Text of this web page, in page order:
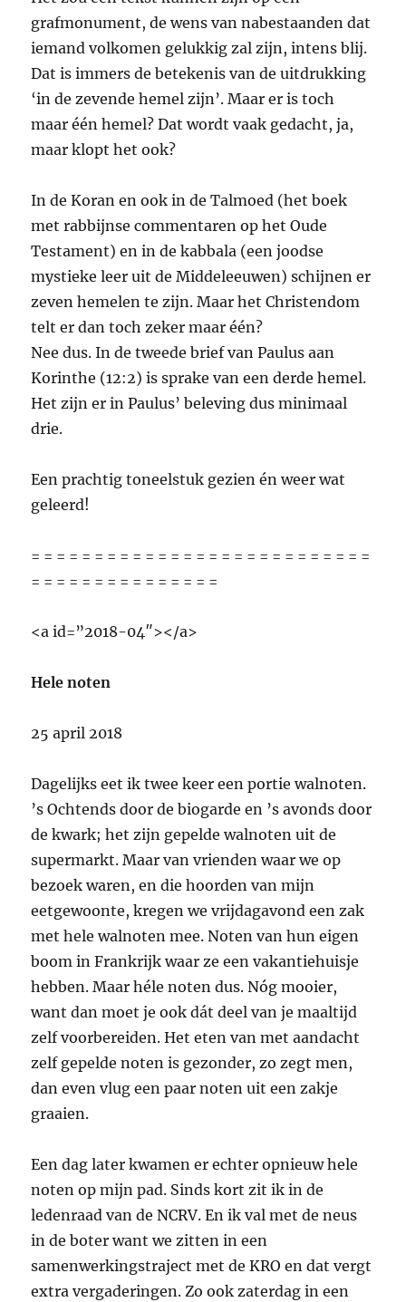
grafmonument, de wens van nabestaanden dat
iemand volkomen gelukkig zal zijn, intens blij.
Dat is immers de betekenis van de uitdrukking
‘in de zevende hemel zijn’. Maar er is toch
maar één hemel? Dat wordt vaak gedacht, ja,
maar klopt het ook?
In de Koran en ook in de Talmoed (het boek
met rabbijnse commentaren op het Oude
Testament) en in de kabbala (een joodse
mystieke leer uit de Middeleeuwen) schijnen er
zeven hemelen te zijn. Maar het Christendom
telt er dan toch zeker maar één?
Nee dus. In de tweede brief van Paulus aan
Korinthe (12:2) is sprake van een derde hemel.
Het zijn er in Paulus’ beleving dus minimaal
drie.
Een prachtig toneelstuk gezien én weer wat
geleerd!
= = = = = = = = = = = = = = = = = = = = = = = = = = =
= = = = = = = = = = = = = = =
<a id=”2018-04″></a>
Hele noten
25 april 2018
Dagelijks eet ik twee keer een portie walnoten.
’s Ochtends door de biogarde en ’s avonds door
de kwark; het zijn gepelde walnoten uit de
supermarkt. Maar van vrienden waar we op
bezoek waren, en die hoorden van mijn
eetgewoonte, kregen we vrijdagavond een zak
met hele walnoten mee. Noten van hun eigen
boom in Frankrijk waar ze een vakantiehuisje
hebben. Maar héle noten dus. Nóg mooier,
want dan moet je ook dát deel van je maaltijd
zelf voorbereiden. Het eten van met aandacht
zelf gepelde noten is gezonder, zo zegt men,
dan even vlug een paar noten uit een zakje
graaien.
Een dag later kwamen er echter opnieuw hele
noten op mijn pad. Sinds kort zit ik in de
ledenraad van de NCRV. En ik val met de neus
in de boter want we zitten in een
samenwerkingstraject met de KRO en dat vergt
extra vergaderingen. Zo ook zaterdag in een